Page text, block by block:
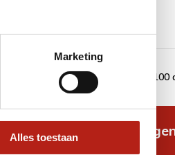
Marketing
Alles toestaan
100
nieuwste